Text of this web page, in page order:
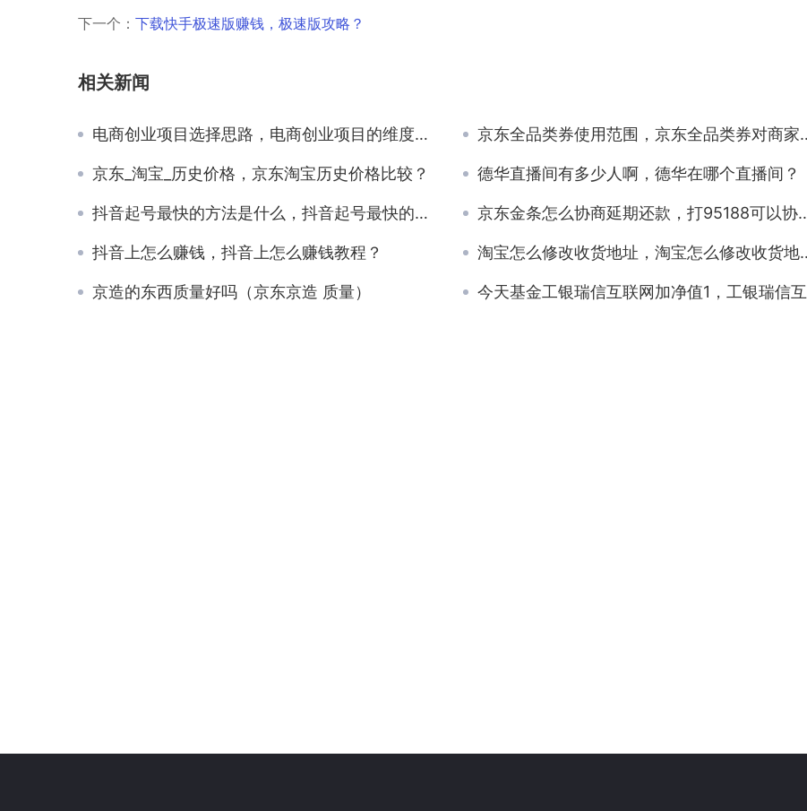
下一个： 下载快手极速版赚钱，极速版攻略？
相关新闻
电商创业项目选择思路，电商创业项目的维度包含哪些？ 京东全品类券使用范围，京东全品类券对商家有没有影响？
京东_淘宝_历史价格，京东淘宝历史价格比较？ 德华直播间有多少人啊，德华在哪个直播间？
抖音起号最快的方法是什么，抖音起号最快的方法是什么呢？ 京东金条怎么协商延期还款，打95188可以协商还款吗？
抖音上怎么赚钱，抖音上怎么赚钱教程？ 淘宝怎么修改收货地址，淘宝怎么修改收货地址 下单后？
京造的东西质量好吗（京东京造 质量） 今天基金工银瑞信互联网加净值1，工银瑞信互联网加股票基金净值查询？